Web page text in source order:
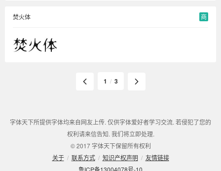
焚火体 商
1 / 3
字体天下所提供字体均来自网友上传. 仅供字体爱好者学习交流. 若侵犯了您的
权利请来信告知. 我们将立即处理.
© 2017 字体天下保留所有权利
关于 / 联系方式 / 知识产权声明 / 友情链接
鲁ICP备13004078号-10